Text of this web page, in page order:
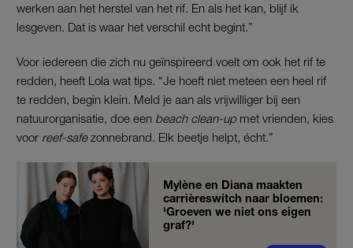
werken aan het herstel van het rif. En als het kan, blijf ik
lesgeven. Dat is waar het verschil echt begint.”
Voor iedereen die zich nu geïnspireerd voelt om ook het rif te
redden, heeft Lola wat tips. “Je hoeft niet meteen een heel rif
te redden, begin klein. Meld je aan als vrijwilliger bij een
natuurorganisatie, doe een beach clean-up met vrienden, kies
voor reef-safezonnebrand. Elk beetje helpt, écht.”
Mylène en Diana maakten
carrièreswitch naar bloemen:
'Groeven we niet ons eigen
graf?'